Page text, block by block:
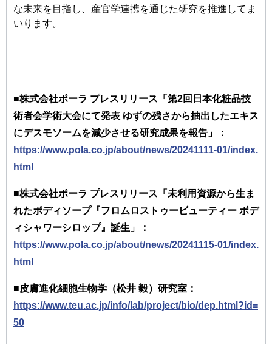
な未来を目指し、産官学連携を通じた研究を推進してま
いります。
■株式会社ポーラ プレスリリース「第2回日本化粧品技
術者会学術大会にて発表 ゆずの残さから抽出したエキス
にデスモソームを減少させる研究成果を報告」：
https://www.pola.co.jp/about/news/20241111-01/index.
html
■株式会社ポーラ プレスリリース「未利用資源から生ま
れたボディソープ『フロムロストゥービューティー ボデ
ィシャワーシロップ』誕生」：
https://www.pola.co.jp/about/news/20241115-01/index.
html
■皮膚進化細胞生物学（松井 毅）研究室：
https://www.teu.ac.jp/info/lab/project/bio/dep.html?id=
50